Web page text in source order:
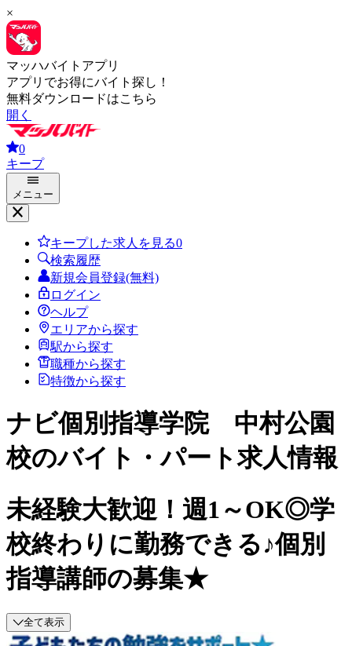
×
マッハバイトアプリ
アプリでお得にバイト探し！
無料ダウンロードはこちら
開く
0
キープ
メニュー
キープした求人を見る0
検索履歴
新規会員登録(無料)
ログイン
ヘルプ
エリアから探す
駅から探す
職種から探す
特徴から探す
ナビ個別指導学院 中村公園
校のバイト・パート求人情報
未経験大歓迎！週1～OK◎学
校終わりに勤務できる♪個別
指導講師の募集★
全て表示